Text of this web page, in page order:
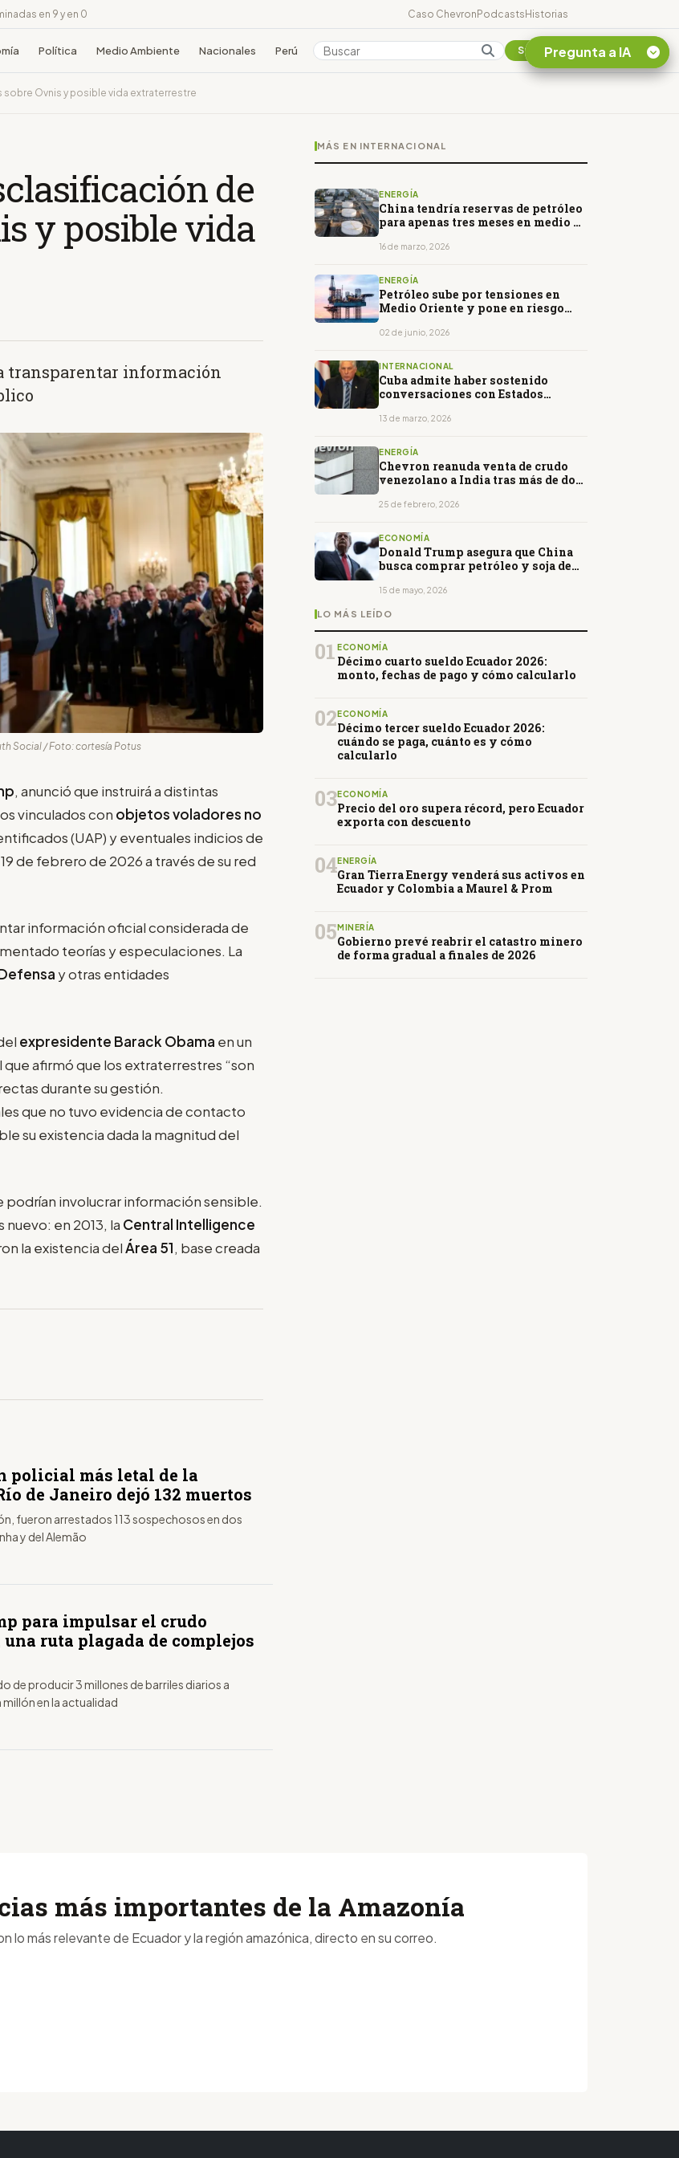
en 9 y en 0 Caso ChevronPodcastsHistorias
Política Medio Ambiente Nacionales Perú Colombia Suscribirse
Ovnis y posible vida extraterrestre
de
y posible vida
transparentar información
Social / Foto: cortesía Potus
, anunció que instruirá a distintas
vinculados con objetos voladores no
(UAP) y eventuales indicios de
de febrero de 2026 a través de su red
información oficial considerada de
teorías y especulaciones. La
y otras entidades
expresidente Barack Obama en un
que afirmó que los extraterrestres “son
durante su gestión.
que no tuvo evidencia de contacto
su existencia dada la magnitud del
involucrar información sensible.
en 2013, la Central Intelligence
la existencia delÁrea 51, base creada
policial más letal de la
de Janeiro dejó 132 muertos
fueron arrestados 113 sospechosos en dos
y del Alemão
para impulsar el crudo
ruta plagada de complejos
de producir 3 millones de barriles diarios a
en la actualidad
MÁS EN INTERNACIONAL
ENERGÍA
China tendría reservas de petróleo
para apenas tres meses en medio de
16 de marzo, 2026
ENERGÍA
Petróleo sube por tensiones en
Medio Oriente y pone en riesgo
paz
02 de junio, 2026
INTERNACIONAL
Cuba admite haber sostenido
conversaciones con Estados
bilaterales
13 de marzo, 2026
ENERGÍA
Chevron reanuda venta de crudo
venezolano a India tras más de dos
25 de febrero, 2026
ECONOMÍA
Donald Trump asegura que China
busca comprar petróleo y soja de
15 de mayo, 2026
LO MÁS LEÍDO
01 ECONOMÍA
Décimo cuarto sueldo Ecuador 2026:
monto, fechas de pago y cómo calcularlo
02 ECONOMÍA
Décimo tercer sueldo Ecuador 2026:
cuándo se paga, cuánto es y cómo
calcularlo
03ECONOMÍA
Precio del oro supera récord, pero Ecuador
exporta con descuento
04ENERGÍA
Gran Tierra Energy venderá sus activos en
Ecuador y Colombia a Maurel & Prom
05 MINERÍA
Gobierno prevé reabrir el catastro minero
de forma gradual a finales de 2026
Pregunta a IA
¿En que consiste la
más importantes de la Amazonía
lo más relevante de Ecuador y la región amazónica, directo en su correo.